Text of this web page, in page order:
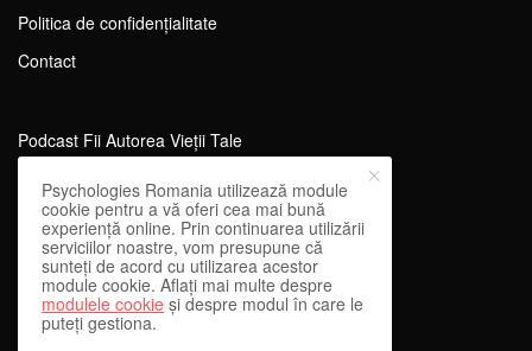
Politica de confidențialitate
Contact
Podcast Fii Autorea Vieții Tale
Evenimente Fii Autoarea Vieții Tale!
SportEdu
Antrenament Mental pentru Sportivi
Learning Network
WEnough
Psychologies Romania utilizează module
cookie pentru a vă oferi cea mai bună
experiență online. Prin continuarea utilizării
serviciilor noastre, vom presupune că
sunteți de acord cu utilizarea acestor
module cookie. Aflați mai multe despre
modulele cookie și despre modul în care le
puteți gestiona.